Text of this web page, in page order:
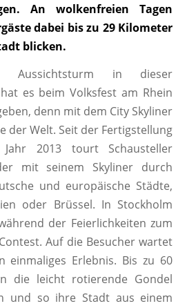
An wolkenfreien Tagen
dabei bis zu 29 Kilometer
blicken.
Aussichtsturm in dieser
es beim Volksfest am Rhein
denn mit dem City Skyliner
der Welt. Seit der Fertigstellung
2013 tourt Schausteller
mit seinem Skyliner durch
und europäische Städte,
oder Brüssel. In Stockholm
der Feierlichkeiten zum
Auf die Besucher wartet
einmaliges Erlebnis. Bis zu 60
die leicht rotierende Gondel
und so ihre Stadt aus einem